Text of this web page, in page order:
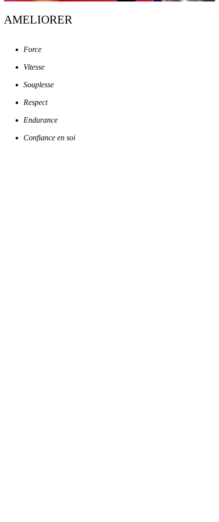
AMELIORER
Force
Vitesse
Souplesse
Respect
Endurance
Confiance en soi